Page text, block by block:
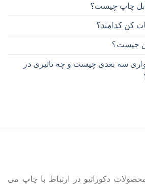
چاپ چیست؟
کن کدامند؟
چیست؟
سه بعدی چیست و چه تاثیری در
محصولات دکوراتیو در ارتباط با چاپ می